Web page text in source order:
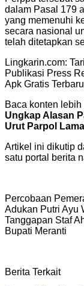
dalam Pasal 179
yang memenuhi
secara nasional
telah ditetapkan
Lingkarin.com:
Publikasi Press
Apk Gratis
Baca konten
Ungkap Alasan
Urut Parpol Lama
Artikel ini dikutip
satu portal berita
Percobaan
Adukan Putri Ayu
Tanggapan Staf
Bupati Meranti
Berita Terkait